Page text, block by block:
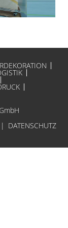
| DATENSCHUTZ